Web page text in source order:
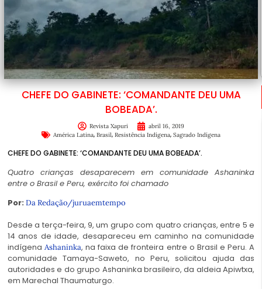
CHEFE DO GABINETE: ‘COMANDANTE DEU UMA
BOBEADA’.
Revista Xapuri
abril 16, 2019
América Latina, Brasil, Resistência Indígena, Sagrado Indígena
CHEFE DO GABINETE: ‘COMANDANTE DEU UMA BOBEADA’.
Quatro crianças desaparecem em comunidade Ashaninka
entre o Brasil e Peru, exército foi chamado
Por: Da Redação/juruaemtempo
Desde a terça-feira, 9, um grupo com quatro crianças, entre 5 e
14 anos de idade, desapareceu em caminho na comunidade
indígenaAshaninka, na faixa de fronteira entre o Brasil e Peru. A
comunidade Tamaya-Saweto, no Peru, solicitou ajuda das
autoridades e do grupo Ashaninka brasileiro, da aldeia Apiwtxa,
em Marechal Thaumaturgo.